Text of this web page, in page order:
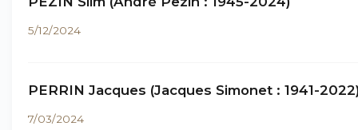
5/12/2024
PERRIN Jacques (Jacques Simonet : 1941-
7/03/2024